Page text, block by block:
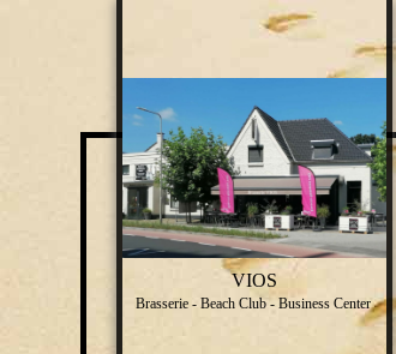
VIOS
Brasserie - Beach Club - Business Center